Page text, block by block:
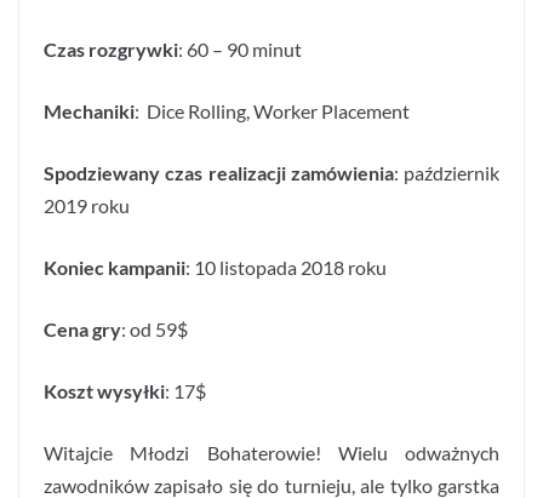
Czas rozgrywki: 60 – 90 minut
Mechaniki: Dice Rolling, Worker Placement
Spodziewany czas realizacji zamówienia: październik
2019 roku
Koniec kampanii: 10 listopada 2018 roku
Cena gry: od 59$
Koszt wysyłki: 17$
Witajcie Młodzi Bohaterowie! Wielu odważnych
zawodników zapisało się do turnieju, ale tylko garstka